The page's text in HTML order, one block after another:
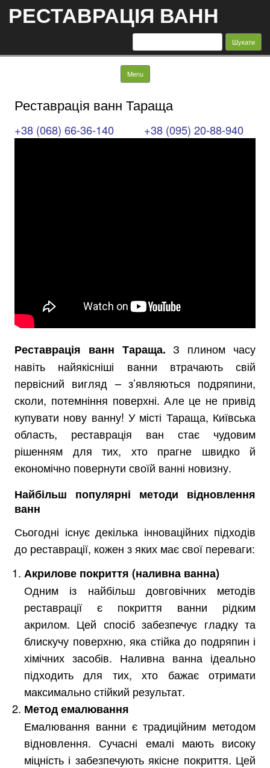
РЕСТАВРАЦІЯ ВАНН
Пошук:
Menu Skip to content
Реставрація ванн Тараща
+38 (068) 66-36-140 +38 (095) 20-88-940
Реставрація ванн Тараща.З плином часу
навіть найякісніші ванни втрачають свій
первісний вигляд – з’являються подряпини,
сколи, потемніння поверхні. Але це не привід
купувати нову ванну! У місті Тараща, Київська
область, реставрація ван стає чудовим
рішенням для тих, хто прагне швидко й
економічно повернути своїй ванні новизну.
Найбільш популярні методи відновлення
ванн
Сьогодні існує декілька інноваційних підходів
до реставрації, кожен з яких має свої переваги:
Акрилове покриття (наливна ванна)
Одним із найбільш довговічних методів
реставрації є покриття ванни рідким
акрилом. Цей спосіб забезпечує гладку та
блискучу поверхню, яка стійка до подряпин і
хімічних засобів. Наливна ванна ідеально
підходить для тих, хто бажає отримати
максимально стійкий результат.
Метод емалювання
Емалювання ванни є традиційним методом
відновлення. Сучасні емалі мають високу
міцність і забезпечують якісне покриття. Цей